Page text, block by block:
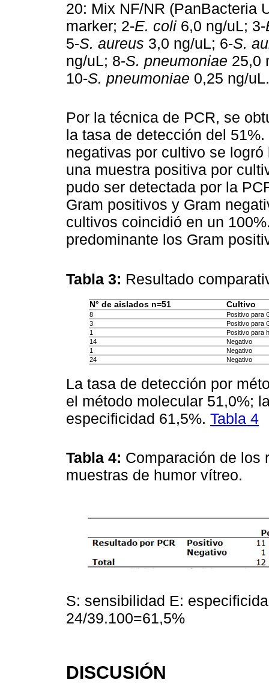
20: Mix NF/NR (PanBacteria
marker; 2-E. coli 6,0 ng/uL; 3-
5-S. aureus 3,0 ng/uL; 6-S.
ng/uL; 8-S. pneumoniae 25,0
10-S. pneumoniae 0,25 ng/
Por la técnica de PCR, se
la tasa de detección del
negativas por cultivo se
una muestra positiva por
pudo ser detectada por la
Gram positivos y Gram
cultivos coincidió en un
predominante los Gram
Tabla 3: Resultado
N° de aislados n=51 Cultivo
8
Positivo para
3
Positivo para
1
Positivo para
14
Negativo
1
Negativo
24
Negativo
La tasa de detección por
el método molecular 51,0%;
especificidad 61,5%. Tabla 4
Tabla 4: Comparación de los
muestras de humor vítreo.
S: sensibilidad E:
24/39.100=61,5%
DISCUSIÓN